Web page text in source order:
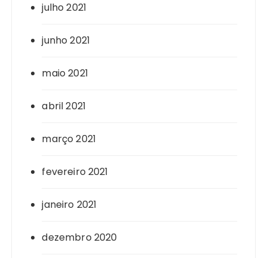
julho 2021
junho 2021
maio 2021
abril 2021
março 2021
fevereiro 2021
janeiro 2021
dezembro 2020